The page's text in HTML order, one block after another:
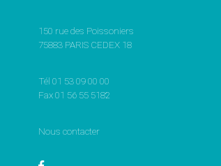
150 rue des Poissoniers
75883 PARIS CEDEX 18
Tél 01 53 09 00 00
Fax 01 56 55 5182
Nous contacter